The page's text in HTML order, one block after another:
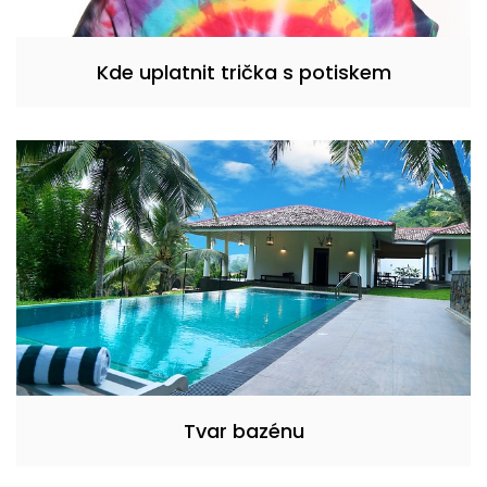
Kde uplatnit trička s potiskem
Tvar bazénu